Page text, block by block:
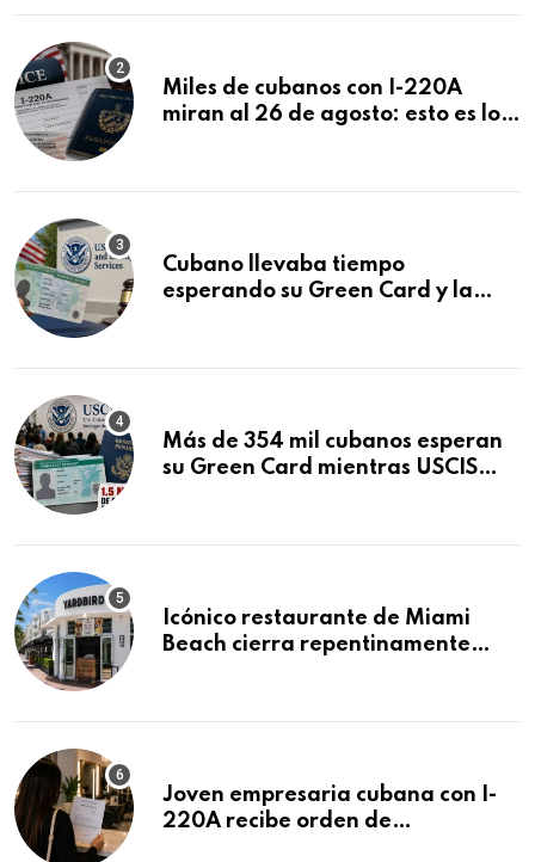
Miles de cubanos con I-220A
miran al 26 de agosto: esto es lo
Cubano llevaba tiempo
esperando su Green Card y la
Más de 354 mil cubanos esperan
su Green Card mientras USCIS
Icónico restaurante de Miami
Beach cierra repentinamente
Joven empresaria cubana con I-
220A recibe orden de